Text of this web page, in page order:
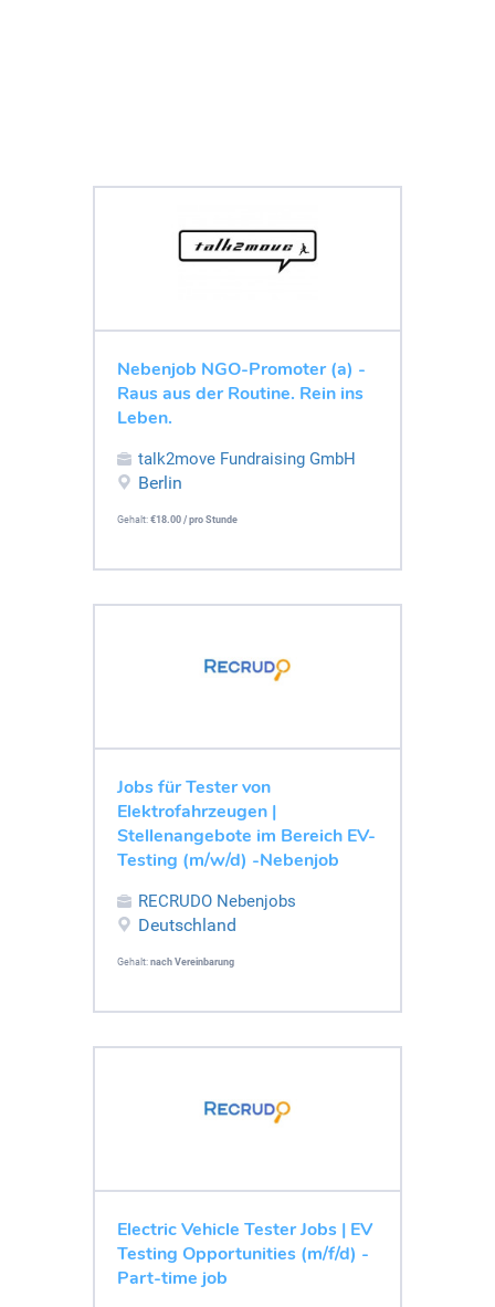
Nebenjob NGO-Promoter (a) -
Raus aus der Routine. Rein ins
Leben.
talk2move Fundraising GmbH
Berlin
Gehalt: €18.00 / pro Stunde
Jobs für Tester von
Elektrofahrzeugen |
Stellenangebote im Bereich EV-
Testing (m/w/d) -Nebenjob
RECRUDO Nebenjobs
Deutschland
Gehalt: nach Vereinbarung
Electric Vehicle Tester Jobs | EV
Testing Opportunities (m/f/d) -
Part-time job